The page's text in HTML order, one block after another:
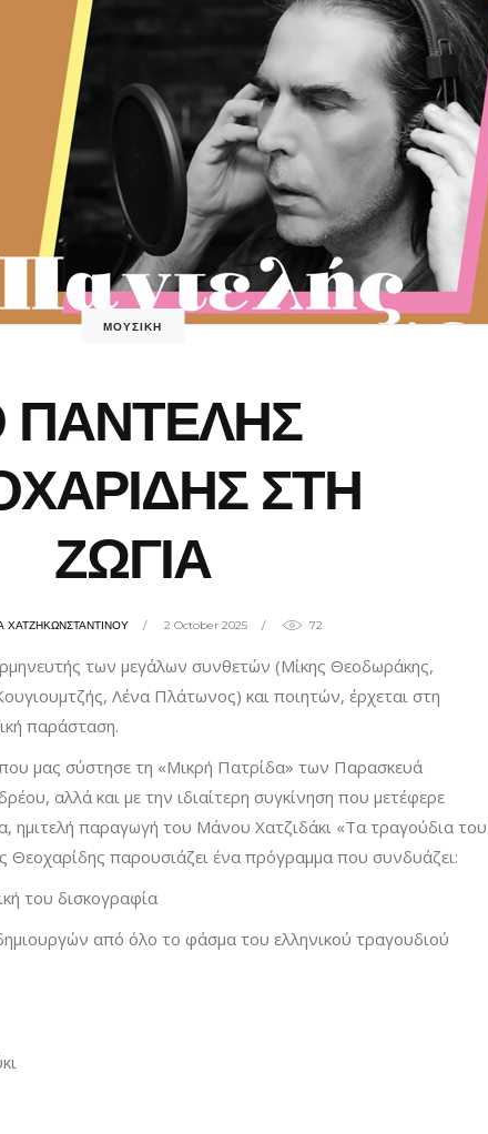
ΜΟΥΣΙΚΗ
ΠΑΝΤΕΛΗΣ
ΣΤΗ
ΖΩΓΙΑ
ΧΑΤΖΗΚΩΝΣΤΑΝΤΙΝΟΥ 2 October 2025 72
των μεγάλων συνθετών (Μίκης Θεοδωράκης,
Λένα Πλάτωνος) και ποιητών, έρχεται στη
παράσταση.
μας σύστησε τη «Μικρή Πατρίδα» των Παρασκευά
αλλά και με την ιδιαίτερη συγκίνηση που μετέφερε
ημιτελή παραγωγή του Μάνου Χατζιδάκι «Τα τραγούδια του
Θεοχαρίδης παρουσιάζει ένα πρόγραμμα που συνδυάζει:
του δισκογραφία
από όλο το φάσμα του ελληνικού τραγουδιού